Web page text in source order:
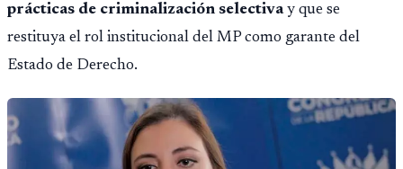
prácticas de criminalización selectivay que se
restituya el rol institucional del MP como garante del
Estado de Derecho.